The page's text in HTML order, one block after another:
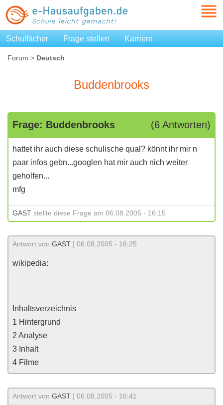
Schulfächer Frage stellen Karriere
Forum > Deutsch
Buddenbrooks
Frage: Buddenbrooks (6 Antworten)
hattet ihr auch diese schulische qual? könnt ihr mir n
paar infos gebn...googlen hat mir auch nich weiter
geholfen...
mfg
GAST stellte diese Frage am 06.08.2005 - 16:15
Antwort von GAST | 06.08.2005 - 16:25
wikipedia:
Inhaltsverzeichnis
1 Hintergrund
2 Analyse
3 Inhalt
4 Filme
Antwort von GAST | 06.08.2005 - 16:41